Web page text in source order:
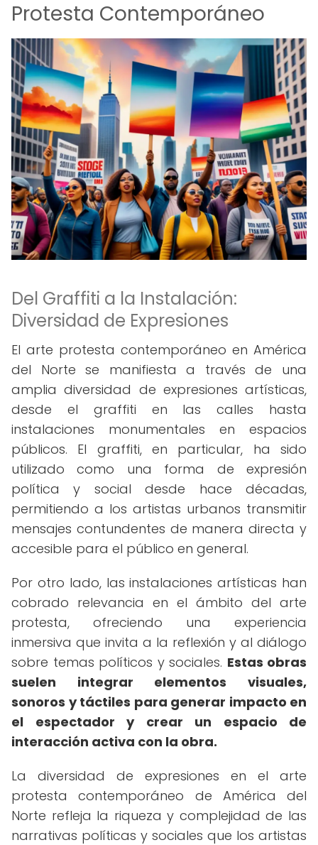
Protesta Contemporáneo
Del Graffiti a la Instalación:
Diversidad de Expresiones
El arte protesta contemporáneo en América
del Norte se manifiesta a través de una
amplia diversidad de expresiones artísticas,
desde el graffiti en las calles hasta
instalaciones monumentales en espacios
públicos. El graffiti, en particular, ha sido
utilizado como una forma de expresión
política y social desde hace décadas,
permitiendo a los artistas urbanos transmitir
mensajes contundentes de manera directa y
accesible para el público en general.
Por otro lado, las instalaciones artísticas han
cobrado relevancia en el ámbito del arte
protesta, ofreciendo una experiencia
inmersiva que invita a la reflexión y al diálogo
sobre temas políticos y sociales. Estas obras
suelen integrar elementos visuales,
sonoros y táctiles para generar impacto en
el espectador y crear un espacio de
interacción activa con la obra.
La diversidad de expresiones en el arte
protesta contemporáneo de América del
Norte refleja la riqueza y complejidad de las
narrativas políticas y sociales que los artistas